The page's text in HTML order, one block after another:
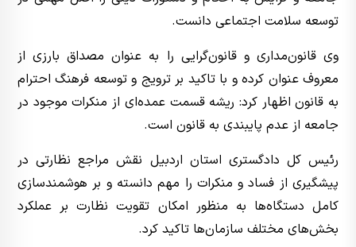
توسعه سلامت اجتماعی دانست.
وی قانون‌مداری و قانون‌گرایی را به عنوان مصداق بارزی از
معروف عنوان کرده و با تاکید بر ترویج و توسعه فرهنگ احترام
به قانون اظهار کرد: ریشه قسمت عمده‌ای از منکرات موجود در
جامعه از عدم پایبندی به قانون است.
رئیس کل دادگستری استان اردبیل نقش مراجع نظارتی در
پیشگیری از فساد و منکرات را مهم دانسته و بر هوشمندسازی
کامل دستگاه‌ها به منظور امکان تقویت نظارت بر عملکرد
بخش‌های مختلف سازمان‌ها تاکید کرد.